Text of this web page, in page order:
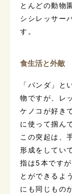
とんどの動物
シシレッサー
す。
食生活と外敵
「パンダ」と
物ですが、レ
ケノコが好き
に使って掴ん
この突起は、
形成をしてい
指は5本です
とができるよ
にも同じもの